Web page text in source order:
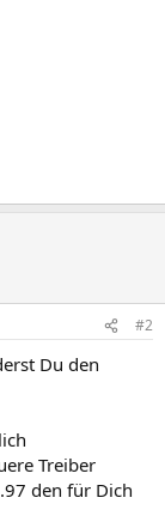
#2
Du den
Treiber
den für Dich